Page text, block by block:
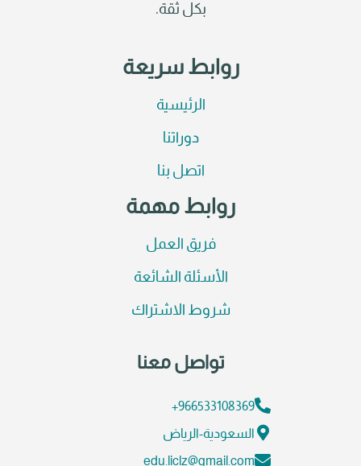
بكل ثقة.
روابط سريعة
الرئيسية
دوراتنا
اتصل بنا
روابط مهمة
فريق العمل
الأسئلة الشائعة
شروط الاشتراك
تواصل معنا
966533108369+
السعودية-الرياض
edu.liclz@gmail.com